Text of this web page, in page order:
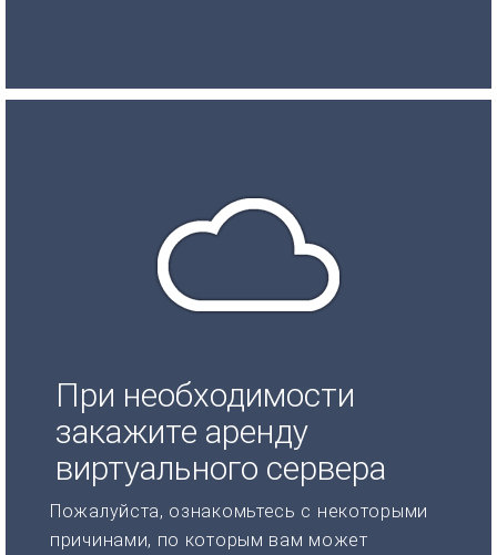
При необходимости
закажите аренду
виртуального сервера
Пожалуйста, ознакомьтесь с некоторыми
причинами, по которым вам может